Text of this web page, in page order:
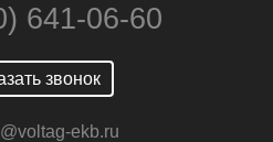
641-06-60
звонок
ekb.ru